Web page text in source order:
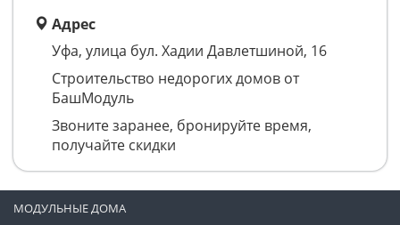
Адрес
Уфа, улица бул. Хадии Давлетшиной, 16
Строительство недорогих домов от
БашМодуль
Звоните заранее, бронируйте время,
получайте скидки
МОДУЛЬНЫЕ ДОМА